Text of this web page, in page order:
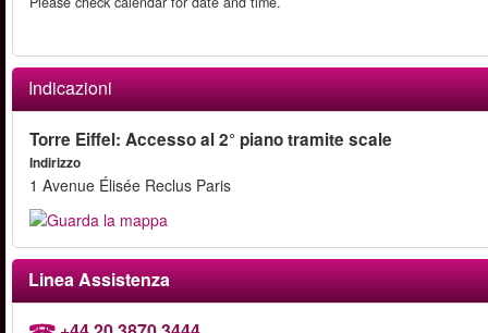
Indicazioni
Torre Eiffel: Accesso al 2° piano tramite scale
Indirizzo
1 Avenue Élisée Reclus Paris
Linea Assistenza